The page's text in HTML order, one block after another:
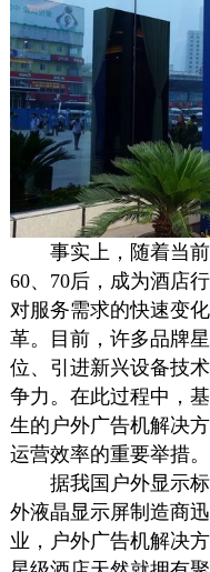
事实上，随着当
60、70后，成为酒店
对服务需求的快速变
革。目前，许多品牌
位、引进新兴设备技
争力。在此过程中，
生的户外广告机解决
运营效率的重要举措。
据我国户外显示
外液晶显示屏制造商
业，户外广告机解决